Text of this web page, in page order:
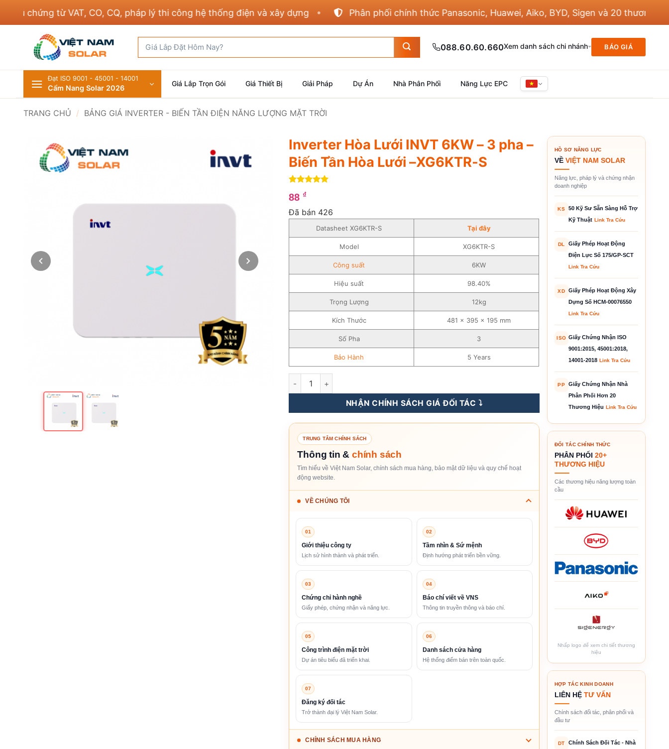
từ VAT, CO, CQ, pháp lý thi công hệ thống điện và xây dựng Phân phối chính thức Panasonic, Huawei, Aiko, BYD, Sigen và 20 thương hiệu
kiếm:
088.60.60.660Xem danh sách chi nhánh BÁO GIÁ
Đạt ISO 9001 - 45001 - 14001
Cẩm Nang Solar 2026 Giá Lắp Trọn Gói Giá Thiết Bị Giải Pháp Dự Án Nhà Phân Phối Năng Lực EPC
TRANG CHỦ / BẢNG GIÁ INVERTER - BIẾN TẦN ĐIỆN NĂNG LƯỢNG MẶT TRỜI
Inverter Hòa Lưới INVT 6KW – 3 pha –
Biến Tần Hòa Lưới –XG6KTR-S
trên 5
dựa trên
88 ₫
Đã bán 426
Datasheet XG6KTR-S Tại đây
Model XG6KTR-S
Công suất 6KW
Hiệu suất 98.40%
Trọng Lượng 12kg
Kích Thước 481 x 395 x 195 mm
Số Pha 3
Bảo Hành 5 Years
Inverter Hòa Lưới INVT 6KW – 3 pha – Biến Tần Hòa Lưới –XG6KTR-S số lượng
NHẬN CHÍNH SÁCH GIÁ ĐỐI TÁC ⤵️
TRUNG TÂM CHÍNH SÁCH
Thông tin & chính sách
Tìm hiểu về Việt Nam Solar, chính sách mua hàng, bảo mật dữ liệu và quy chế hoạt
động website.
VỀ CHÚNG TÔI
01
Giới thiệu công ty
Lịch sử hình thành và phát triển.
02
Tầm nhìn & Sứ mệnh
Định hướng phát triển bền vững.
03
Chứng chỉ hành nghề
Giấy phép, chứng nhận và năng lực.
04
Báo chí viết về VNS
Thông tin truyền thông và báo chí.
05
Công trình điện mặt trời
Dự án tiêu biểu đã triển khai.
06
Danh sách cửa hàng
Hệ thống điểm bán trên toàn quốc.
07
Đăng ký đối tác
Trở thành đại lý Việt Nam Solar.
CHÍNH SÁCH MUA HÀNG
HỒ SƠ NĂNG LỰC
VỀ VIỆT NAM SOLAR
Năng lực, pháp lý và chứng nhận
doanh nghiệp
KS
50 Kỹ Sư Sẵn Sàng Hỗ Trợ
Kỹ Thuật Link Tra Cứu
DL
Giấy Phép Hoạt Động
Điện Lực Số 175/GP-SCT
Link Tra Cứu
XD
Giấy Phép Hoạt Động Xây
Dựng Số HCM-00076550
Link Tra Cứu
ISO Giấy Chứng Nhận ISO
9001:2015, 45001:2018,
14001-2018 Link Tra Cứu
PP
Giấy Chứng Nhận Nhà
Phân Phối Hơn 20
Thương Hiệu Link Tra Cứu
ĐỐI TÁC CHÍNH THỨC
PHÂN PHỐI 20+
THƯƠNG HIỆU
Các thương hiệu năng lượng toàn
cầu
Nhấp logo để xem chi tiết thương
hiệu
HỢP TÁC KINH DOANH
LIÊN HỆ TƯ VẤN
Chính sách đối tác, phân phối và
đầu tư
DT
Chính Sách Đối Tác - Nhà